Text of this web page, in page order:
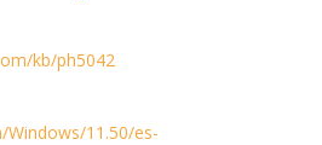
kb/ph5042
11.50/es-